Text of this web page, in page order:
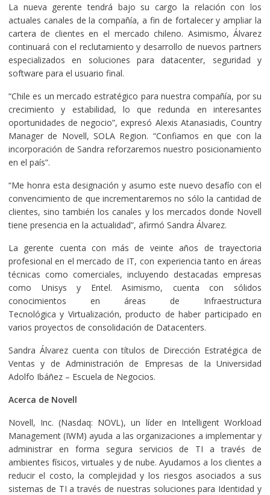
La nueva gerente tendrá bajo su cargo la relación con los
actuales canales de la compañía, a fin de fortalecer y ampliar la
cartera de clientes en el mercado chileno. Asimismo, Álvarez
continuará con el reclutamiento y desarrollo de nuevos partners
especializados en soluciones para datacenter, seguridad y
software para el usuario final.
“Chile es un mercado estratégico para nuestra compañía, por su
crecimiento y estabilidad, lo que redunda en interesantes
oportunidades de negocio”, expresó Alexis Atanasiadis, Country
Manager de Novell, SOLA Region. “Confiamos en que con la
incorporación de Sandra reforzaremos nuestro posicionamiento
en el país”.
“Me honra esta designación y asumo este nuevo desafío con el
convencimiento de que incrementaremos no sólo la cantidad de
clientes, sino también los canales y los mercados donde Novell
tiene presencia en la actualidad”, afirmó Sandra Álvarez.
La gerente cuenta con más de veinte años de trayectoria
profesional en el mercado de IT, con experiencia tanto en áreas
técnicas como comerciales, incluyendo destacadas empresas
como Unisys y Entel. Asimismo, cuenta con sólidos
conocimientos en áreas de Infraestructura
Tecnológica y Virtualización, producto de haber participado en
varios proyectos de consolidación de Datacenters.
Sandra Álvarez cuenta con títulos de Dirección Estratégica de
Ventas y de Administración de Empresas de la Universidad
Adolfo Ibáñez – Escuela de Negocios.
Acerca de Novell
Novell, Inc. (Nasdaq: NOVL), un líder en Intelligent Workload
Management (IWM) ayuda a las organizaciones a implementar y
administrar en forma segura servicios de TI a través de
ambientes físicos, virtuales y de nube. Ayudamos a los clientes a
reducir el costo, la complejidad y los riesgos asociados a sus
sistemas de TI a través de nuestras soluciones para Identidad y